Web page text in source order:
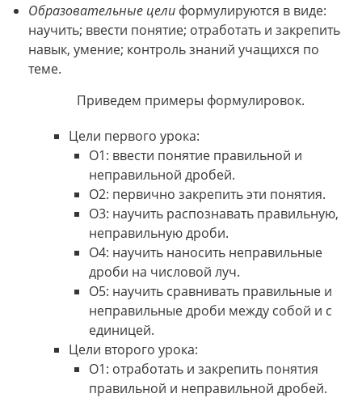
Образовательные цели формулируются в виде:
научить; ввести понятие; отработать и закрепить
навык, умение; контроль знаний учащихся по
теме.
Приведем примеры формулировок.
Цели первого урока:
О1: ввести понятие правильной и
неправильной дробей.
О2: первично закрепить эти понятия.
О3: научить распознавать правильную,
неправильную дроби.
О4: научить наносить неправильные
дроби на числовой луч.
О5: научить сравнивать правильные и
неправильные дроби между собой и с
единицей.
Цели второго урока:
О1: отработать и закрепить понятия
правильной и неправильной дробей.